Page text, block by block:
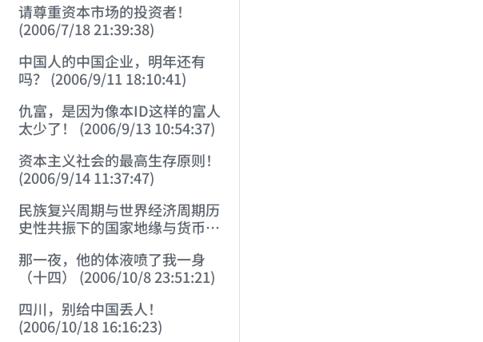
请尊重资本市场的投资者！
(2006/7/18 21:39:38)
中国人的中国企业，明年还有
吗？ (2006/9/11 18:10:41)
仇富，是因为像本ID这样的富人
太少了！ (2006/9/13 10:54:37)
资本主义社会的最高生存原则！
(2006/9/14 11:37:47)
民族复兴周期与世界经济周期历
史性共振下的国家地缘与货币战
那一夜，他的体液喷了我一身
（十四） (2006/10/8 23:51:21)
四川，别给中国丢人！
(2006/10/18 16:16:23)